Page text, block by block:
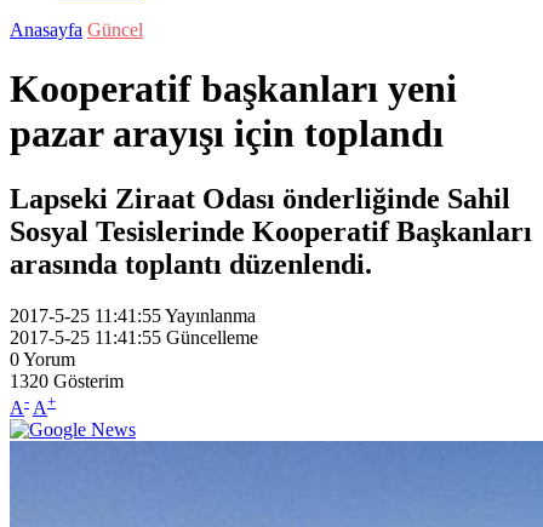
Anasayfa Güncel
Kooperatif başkanları yeni
pazar arayışı için toplandı
Lapseki Ziraat Odası önderliğinde Sahil
Sosyal Tesislerinde Kooperatif Başkanları
arasında toplantı düzenlendi.
2017-5-25 11:41:55Yayınlanma
2017-5-25 11:41:55 Güncelleme
0Yorum
1320 Gösterim
A- A+